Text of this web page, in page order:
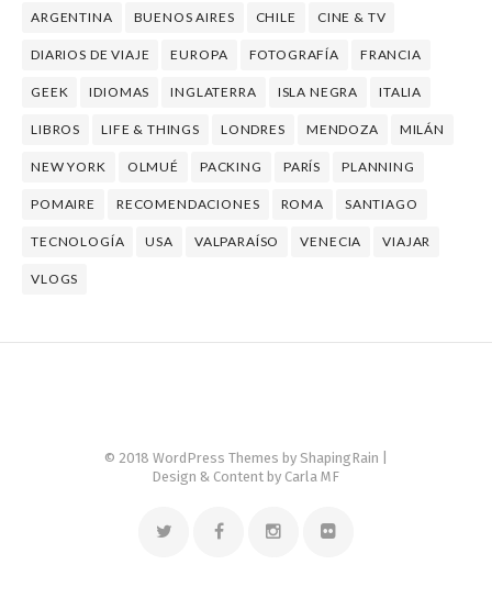
ARGENTINA BUENOS AIRES CHILE CINE & TV
DIARIOS DE VIAJE EUROPA FOTOGRAFÍA FRANCIA
GEEK IDIOMAS INGLATERRA ISLA NEGRA ITALIA
LIBROS LIFE & THINGS LONDRES MENDOZA MILÁN
NEW YORK OLMUÉ PACKING PARÍS PLANNING
POMAIRE RECOMENDACIONES ROMA SANTIAGO
TECNOLOGÍA USA VALPARAÍSO VENECIA VIAJAR
VLOGS
© 2018 WordPress Themes by ShapingRain
Design & Content by Carla MF